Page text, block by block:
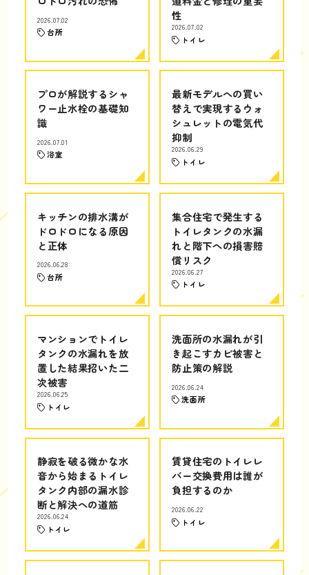
2026.07.02
台所
性
2026.07.02
トイレ
プロが解説するシャ
ワー止水栓の基礎知
識
2026.07.01
浴室
最新モデルへの買い
替えで実現するウォ
シュレットの電気代
抑制
2026.06.29
トイレ
キッチンの排水溝が
ドロドロになる原因
と正体
2026.06.28
台所
集合住宅で発生する
トイレタンクの水漏
れと階下への損害賠
償リスク
2026.06.27
トイレ
マンションでトイレ
タンクの水漏れを放
置した結果招いた二
次被害
2026.06.25
トイレ
洗面所の水漏れが引
き起こすカビ被害と
防止策の解説
2026.06.24
洗面所
静寂を破る微かな水
音から始まるトイレ
タンク内部の漏水診
断と解決への道筋
2026.06.24
トイレ
賃貸住宅のトイレレ
バー交換費用は誰が
負担するのか
2026.06.22
トイレ